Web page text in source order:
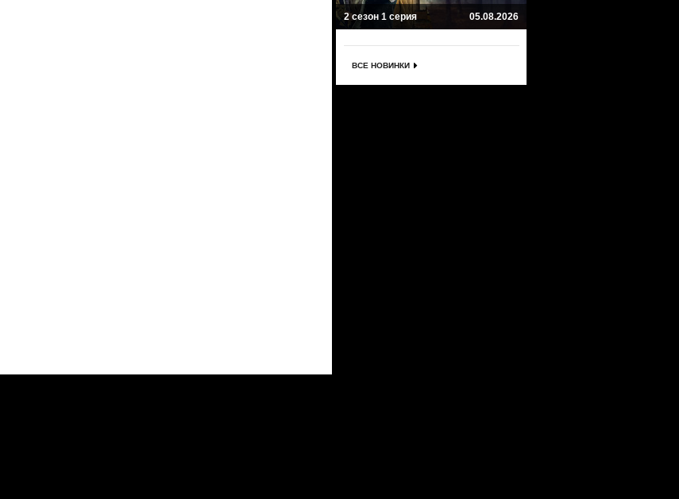
2 сезон 1 серия 05.08.2026
ВСЕ НОВИНКИ